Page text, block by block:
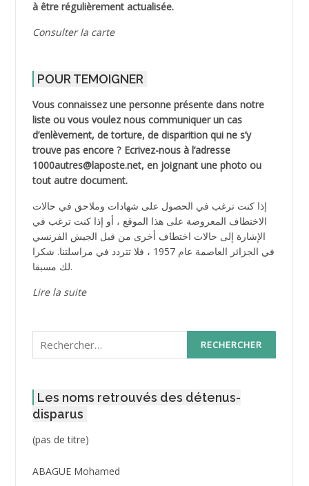
à être régulièrement actualisée.
Consulter la carte
POUR TEMOIGNER
Vous connaissez une personne présente dans notre
liste ou vous voulez nous communiquer un cas
d’enlèvement, de torture, de disparition qui ne s’y
trouve pas encore ? Ecrivez-nous à l’adresse
1000autres@laposte.net, en joignant une photo ou
tout autre document.
إذا كنت ترغب في الحصول على شهادات وملاحق في حالات
الاختطاف المعروضة على هذا الموقع ، أو إذا كنت ترغب في
الإشارة إلى حالات اختطاف أخرى من قبل الجيش الفرنسي
في الجزائر العاصمة عام 1957 ، فلا تتردد في مراسلتنا. شكرا
لك مسبقا.
Lire la suite
Rechercher :
Les noms retrouvés des détenus-
disparus
(pas de titre)Post
3416
ABAGUE Mohamed